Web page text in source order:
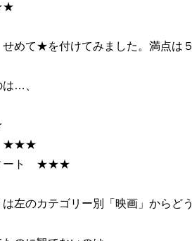
せめて★を付けてみました。満点は
…、
★★★
ィート ★★★
左のカテゴリー別「映画」からどう